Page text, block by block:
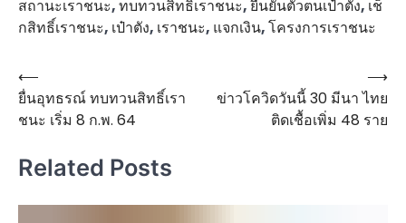
สถานะเราชนะ,ทบทวนสิทธิเราชนะ,ยืนยันตัวตนเป๋าตัง, เช็
กสิทธิ์เราชนะ, เป๋าตัง, เราชนะ, แจกเงิน,โครงการเราชนะ
แนะแนว
เรื่อง
⟵
ยื่นอุทธรณ์ ทบทวนสิทธิ์เรา
ชนะ เริ่ม 8 ก.พ. 64
ข่าวโควิดวันนี้ 30 มีนา ไทย
ติดเชื้อเพิ่ม 48 ราย
⟶
Related Posts